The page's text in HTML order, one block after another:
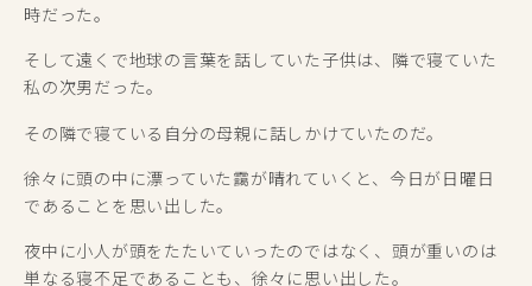
時だった。
そして遠くで地球の言葉を話していた子供は、隣で寝ていた
私の次男だった。
その隣で寝ている自分の母親に話しかけていたのだ。
徐々に頭の中に漂っていた靄が晴れていくと、今日が日曜日
であることを思い出した。
夜中に小人が頭をたたいていったのではなく、頭が重いのは
単なる寝不足であることも、徐々に思い出した。